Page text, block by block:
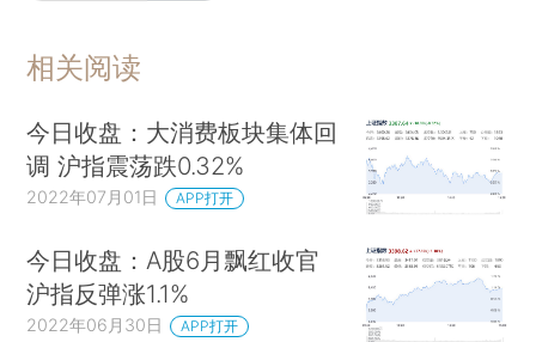
相关阅读
今日收盘：大消费板块集体回
调 沪指震荡跌0.32%
2022年07月01日 APP打开
今日收盘：A股6月飘红收官
沪指反弹涨1.1%
2022年06月30日 APP打开